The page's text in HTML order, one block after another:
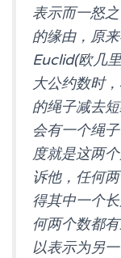
表示而一怒
的缘由，原
Euclid(欧几
大公约数时
的绳子减去
会有一个绳
度就是这两
诉他，任何
得其中一个
何两个数都
以表示为另